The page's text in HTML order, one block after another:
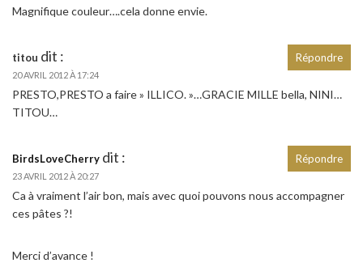
Magnifique couleur….cela donne envie.
titou dit :
20 AVRIL 2012 À 17:24
PRESTO,PRESTO a faire » ILLICO. »…GRACIE MILLE bella, NINI…
TITOU…
Répondre
BirdsLoveCherry dit :
23 AVRIL 2012 À 20:27
Ca à vraiment l’air bon, mais avec quoi pouvons nous accompagner
ces pâtes ?!
Merci d’avance !
Répondre